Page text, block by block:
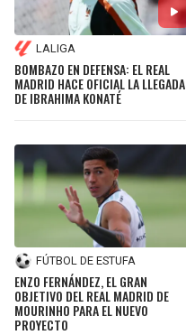
LALIGA
BOMBAZO EN DEFENSA: EL REAL
MADRID HACE OFICIAL LA LLEGADA
DE IBRAHIMA KONATÉ
FÚTBOL DE ESTUFA
ENZO FERNÁNDEZ, EL GRAN
OBJETIVO DEL REAL MADRID DE
MOURINHO PARA EL NUEVO
PROYECTO